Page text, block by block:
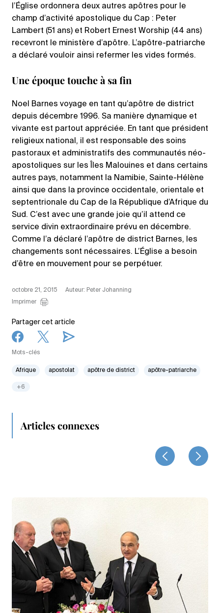
l’Église ordonnera deux autres apôtres pour le
champ d’activité apostolique du Cap : Peter
Lambert (51 ans) et Robert Ernest Worship (44 ans)
recevront le ministère d’apôtre. L’apôtre-patriarche
a déclaré vouloir ainsi refermer les vides formés.
Une époque touche à sa fin
Noel Barnes voyage en tant qu’apôtre de district
depuis décembre 1996. Sa manière dynamique et
vivante est partout appréciée. En tant que président
religieux national, il est responsable des soins
pastoraux et administratifs des communautés néo-
apostoliques sur les Îles Malouines et dans certains
autres pays, notamment la Namibie, Sainte-Hélène
ainsi que dans la province occidentale, orientale et
septentrionale du Cap de la République d’Afrique du
Sud. C’est avec une grande joie qu’il attend ce
service divin extraordinaire prévu en décembre.
Comme l’a déclaré l’apôtre de district Barnes, les
changements sont nécessaires. L’Église a besoin
d’être en mouvement pour se perpétuer.
octobre 21, 2015
Auteur: Peter Johanning
Imprimer
Partager cet article
Mots-clés
Afrique apostolat apôtre de district apôtre-patriarche
+6
Articles connexes